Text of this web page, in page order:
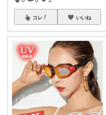
コレ いいね